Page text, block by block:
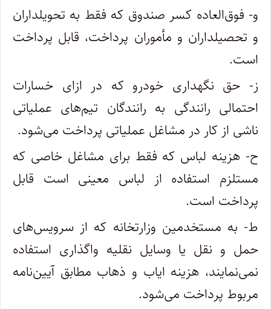
‌و- فوق‌العاده کسر صندوق که فقط به تحویلداران
و تحصیلداران و مأموران پرداخت، قابل پرداخت
است.
‌ز- حق نگهداری خودرو که در ازای خسارات
احتمالی رانندگی به رانندگان تیم‌های عملیاتی
ناشی از کار در مشاغل عملیاتی پرداخت می‌شود.
ح- هزینه لباس که فقط برای مشاغل خاصی که
مستلزم استفاده از لباس معینی است قابل
پرداخت است.
ط- به مستخدمین وزارتخانه که از سرویس‌های
حمل و نقل یا وسایل نقلیه واگذاری استفاده
نمی‌نمایند، هزینه ایاب و ذهاب مطابق آیین‌نامه
مربوط پرداخت می‌شود.